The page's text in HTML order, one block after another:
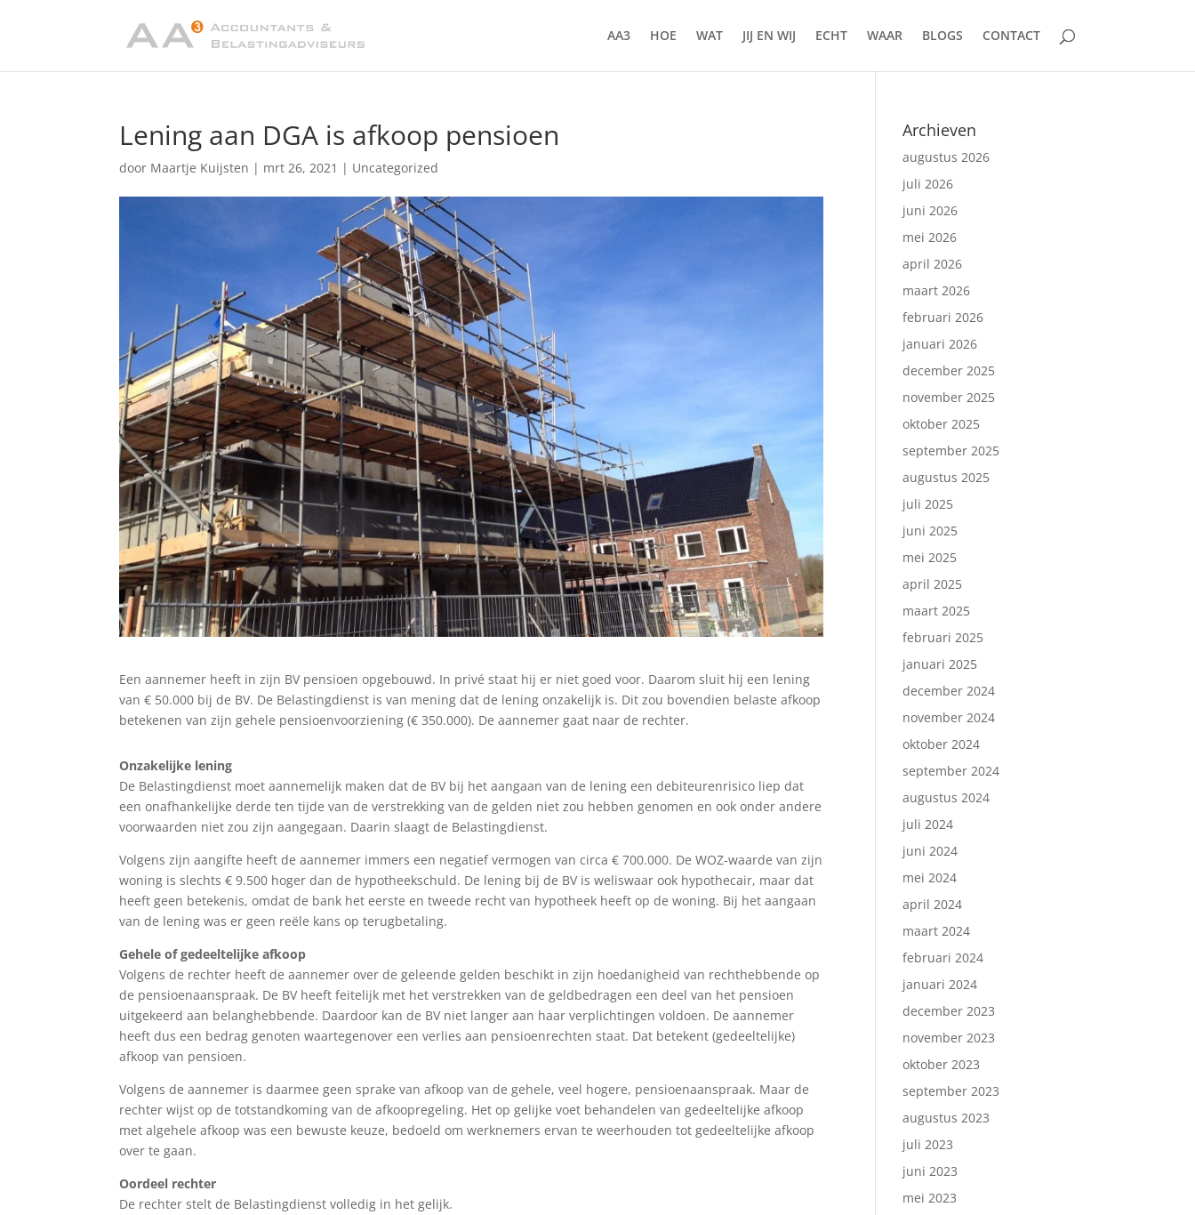
AA3 HOE WAT JIJ EN WIJ ECHT WAAR BLOGS CONTACT
Lening aan DGA is afkoop pensioen
door Maartje Kuijsten | mrt 26, 2021 | Uncategorized
Een aannemer heeft in zijn BV pensioen opgebouwd. In privé staat hij er niet goed voor. Daarom sluit hij een lening
van € 50.000 bij de BV. De Belastingdienst is van mening dat de lening onzakelijk is. Dit zou bovendien belaste afkoop
betekenen van zijn gehele pensioenvoorziening (€ 350.000). De aannemer gaat naar de rechter.
Onzakelijke lening
De Belastingdienst moet aannemelijk maken dat de BV bij het aangaan van de lening een debiteurenrisico liep dat
een onafhankelijke derde ten tijde van de verstrekking van de gelden niet zou hebben genomen en ook onder andere
voorwaarden niet zou zijn aangegaan. Daarin slaagt de Belastingdienst.
Volgens zijn aangifte heeft de aannemer immers een negatief vermogen van circa € 700.000. De WOZ-waarde van zijn
woning is slechts € 9.500 hoger dan de hypotheekschuld. De lening bij de BV is weliswaar ook hypothecair, maar dat
heeft geen betekenis, omdat de bank het eerste en tweede recht van hypotheek heeft op de woning. Bij het aangaan
van de lening was er geen reële kans op terugbetaling.
Gehele of gedeeltelijke afkoop
Volgens de rechter heeft de aannemer over de geleende gelden beschikt in zijn hoedanigheid van rechthebbende op
de pensioenaanspraak. De BV heeft feitelijk met het verstrekken van de geldbedragen een deel van het pensioen
uitgekeerd aan belanghebbende. Daardoor kan de BV niet langer aan haar verplichtingen voldoen. De aannemer
heeft dus een bedrag genoten waartegenover een verlies aan pensioenrechten staat. Dat betekent (gedeeltelijke)
afkoop van pensioen.
Volgens de aannemer is daarmee geen sprake van afkoop van de gehele, veel hogere, pensioenaanspraak. Maar de
rechter wijst op de totstandkoming van de afkoopregeling. Het op gelijke voet behandelen van gedeeltelijke afkoop
met algehele afkoop was een bewuste keuze, bedoeld om werknemers ervan te weerhouden tot gedeeltelijke afkoop
over te gaan.
Oordeel rechter
De rechter stelt de Belastingdienst volledig in het gelijk.
Archieven
augustus 2026
juli 2026
juni 2026
mei 2026
april 2026
maart 2026
februari 2026
januari 2026
december 2025
november 2025
oktober 2025
september 2025
augustus 2025
juli 2025
juni 2025
mei 2025
april 2025
maart 2025
februari 2025
januari 2025
december 2024
november 2024
oktober 2024
september 2024
augustus 2024
juli 2024
juni 2024
mei 2024
april 2024
maart 2024
februari 2024
januari 2024
december 2023
november 2023
oktober 2023
september 2023
augustus 2023
juli 2023
juni 2023
mei 2023